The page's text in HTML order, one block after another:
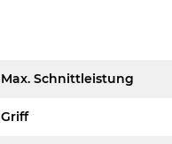
Max. Schnittleistung
Griff